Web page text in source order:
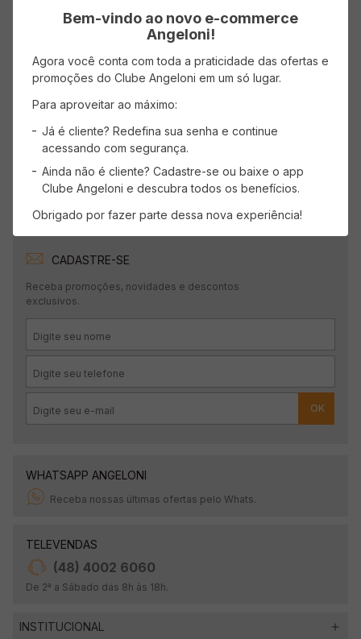
Avaliações
Faça login para escrever uma avaliação.
Mais recentes
Carregando avaliações…
CADASTRE-SE
Receba promoções, novidades e descontos
exclusivos.
OK
WHATSAPP ANGELONI
Receba nossas últimas ofertas pelo Whats.
TELEVENDAS
(48) 4002 6060
De 2ª a Sábado das 8h às 18h.
INSTITUCIONAL
Bem-vindo ao novo e-commerce
Angeloni!
Agora você conta com toda a praticidade das ofertas e
promoções do Clube Angeloni em um só lugar.
Para aproveitar ao máximo:
Já é cliente? Redefina sua senha e continue
acessando com segurança.
Ainda não é cliente? Cadastre-se ou baixe o app
Clube Angeloni e descubra todos os benefícios.
Obrigado por fazer parte dessa nova experiência!